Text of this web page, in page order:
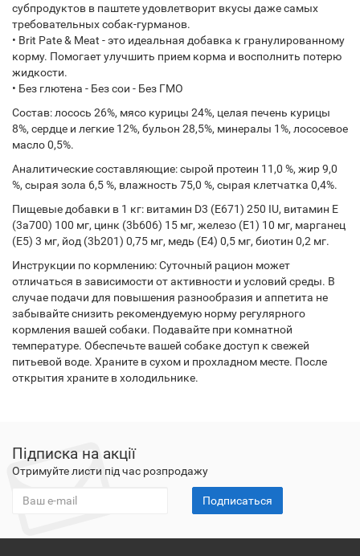
субпродуктов в паштете удовлетворит вкусы даже самых
требовательных собак-гурманов.
• Brit Pate & Meat - это идеальная добавка к гранулированному
корму. Помогает улучшить прием корма и восполнить потерю
жидкости.
• Без глютена - Без сои - Без ГМО
Состав: лосось 26%, мясо курицы 24%, целая печень курицы
8%, сердце и легкие 12%, бульон 28,5%, минералы 1%, лососевое
масло 0,5%.
Аналитические составляющие: сырой протеин 11,0 %, жир 9,0
%, сырая зола 6,5 %, влажность 75,0 %, сырая клетчатка 0,4%.
Пищевые добавки в 1 кг: витамин D3 (E671) 250 IU, витамин E
(3a700) 100 мг, цинк (3b606) 15 мг, железо (E1) 10 мг, марганец
(E5) 3 мг, йод (3b201) 0,75 мг, медь (E4) 0,5 мг, биотин 0,2 мг.
Инструкции по кормлению: Суточный рацион может
отличаться в зависимости от активности и условий среды. В
случае подачи для повышения разнообразия и аппетита не
забывайте снизить рекомендуемую норму регулярного
кормления вашей собаки. Подавайте при комнатной
температуре. Обеспечьте вашей собаке доступ к свежей
питьевой воде. Храните в сухом и прохладном месте. После
открытия храните в холодильнике.
Підписка на акції
Отримуйте листи під час розпродажу
Подписаться